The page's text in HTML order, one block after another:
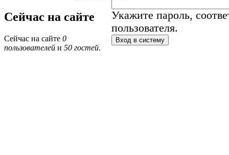
Сейчас на сайте
Сейчас на сайте 0
пользователей и 50 гостей.
Укажите пароль,
пользователя.